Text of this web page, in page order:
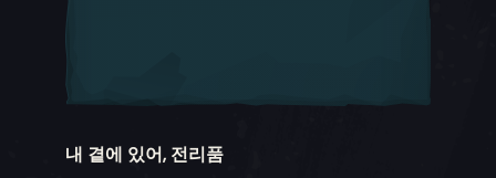
내 곁에 있어, 전리품